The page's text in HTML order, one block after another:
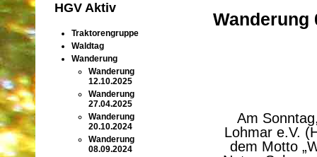
HGV Aktiv
Traktorengruppe
Waldtag
Wanderung
Wanderung
12.10.2025
Wanderung
27.04.2025
Wanderung
20.10.2024
Wanderung
08.09.2024
Wanderung
Am
Lohmar e.V.
dem Motto